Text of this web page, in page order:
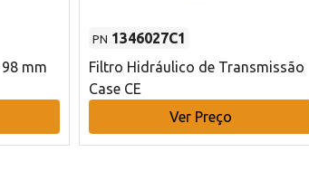
mm
PN 1346027C1
Filtro Hidráulico de Transmissão
Case CE
Ver Preço